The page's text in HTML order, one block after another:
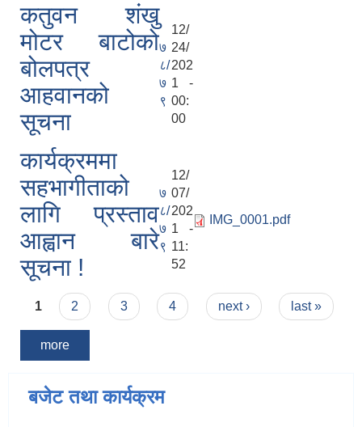
कतुवन शंखु
मोटर बाटोको
बोलपत्र
आहवानको
सूचना
७
८/
७
९
12/
24/
202
1 -
00:
00
कार्यक्रममा
सहभागीताको
लागि प्रस्ताव
आह्वान बारे
सूचना !
७
८/
७
९
12/
07/
202
1 -
11:
52
IMG_0001.pdf
Pages
1 2 3 4 next › last »
more
बजेट तथा कार्यक्रम